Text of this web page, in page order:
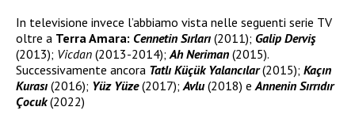
In televisione invece l’abbiamo vista nelle seguenti serie TV
oltre a Terra Amara: Cennetin Sırları (2011); Galip Derviş
(2013); Vicdan (2013-2014);Ah Neriman (2015).
Successivamente ancora Tatlı Küçük Yalancılar(2015); Kaçın
Kurası (2016); Yüz Yüze(2017);Avlu(2018) eAnnenin Sırrıdır
Çocuk(2022)